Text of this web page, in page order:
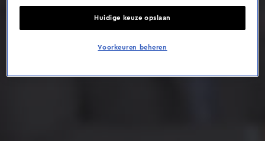
Huidige keuze opslaan
Voorkeuren beheren